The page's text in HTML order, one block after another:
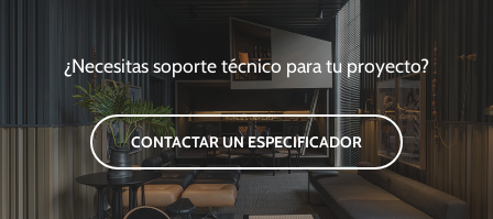
¿Necesitas soporte técnico para tu proyecto?
CONTACTAR UN ESPECIFICADOR